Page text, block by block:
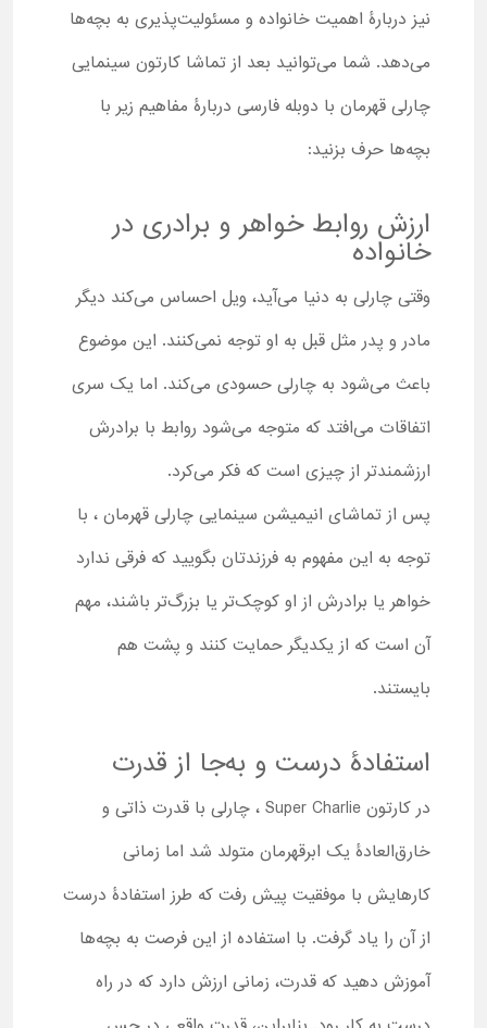
نیز دربارۀ اهمیت خانواده و مسئولیت‌پذیری به بچه‌ها
می‌دهد. شما می‌توانید بعد از تماشا کارتون سینمایی
چارلی قهرمان با دوبله فارسی دربارۀ مفاهیم زیر با
بچه‌ها حرف بزنید:
ارزش روابط خواهر و برادری در
خانواده
وقتی چارلی به دنیا می‌آید، ویل احساس می‌کند دیگر
مادر و پدر مثل قبل به او توجه نمی‌کنند. این موضوع
باعث می‌شود به چارلی حسودی می‌کند. اما یک سری
اتفاقات می‌افتد که متوجه می‌شود روابط با برادرش
ارزشمندتر از چیزی است که فکر می‌کرد.
پس از تماشای انیمیشن سینمایی چارلی قهرمان ، با
توجه به این مفهوم به فرزندتان بگویید که فرقی ندارد
خواهر یا برادرش از او کوچک‌تر یا بزرگ‌تر باشند، مهم
آن است که از یکدیگر حمایت کنند و پشت هم
بایستند.
استفادۀ درست و به‌جا از قدرت
در کارتون Super Charlie ، چارلی با قدرت ذاتی و
خارق‌العادۀ یک ابرقهرمان متولد شد اما زمانی
کارهایش با موفقیت پیش رفت که طرز استفادۀ درست
از آن را یاد گرفت. با استفاده از این فرصت به بچه‌ها
آموزش دهید که قدرت، زمانی ارزش دارد که در راه